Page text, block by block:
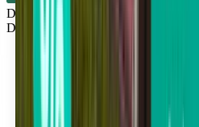
Direct
Detroit DTW